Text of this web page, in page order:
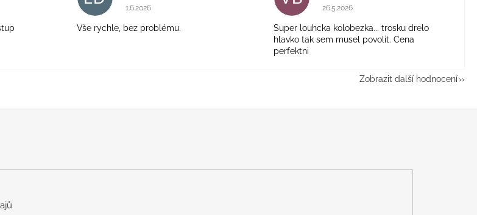
je 5 z 5 hvězdiček. Hodnocení obchodu je 5 z 5 hvězdiček.
1.6.2026
Vše rychle, bez problému.
Hodnocení obchodu je 5 z 5 hvězdiček.
26.5.2026
Super louhcka kolobezka... trosku drelo
hlavko tak sem musel povolit. Cena
perfektni
Zobrazit další hodnocení